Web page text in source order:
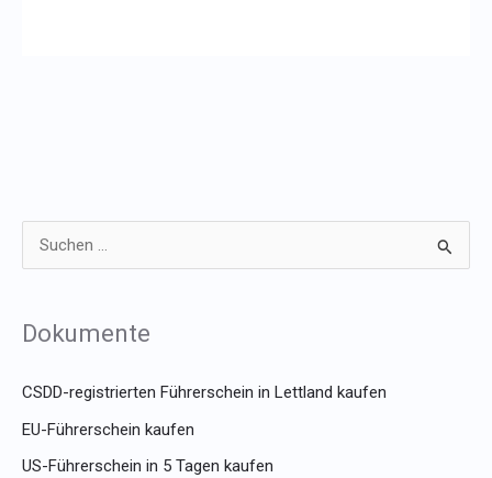
e
Dokumente
CSDD-registrierten Führerschein in Lettland kaufen
EU-Führerschein kaufen
US-Führerschein in 5 Tagen kaufen